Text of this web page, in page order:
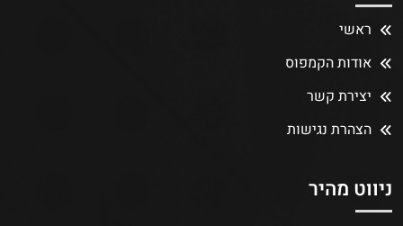
ראשי
אודות הקמפוס
יצירת קשר
הצהרת נגישות
ניווט מהיר